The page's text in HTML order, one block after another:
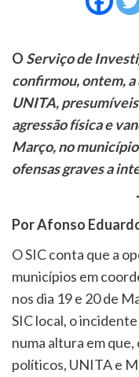
O Serviço de
confirmou, ontem,
UNITA,
agressão física e
Março, no
ofensas graves a
Por Afonso
O SIC conta que a
municípios em
nos dia 19 e 20 de
SIC local, o
numa altura em
políticos, UNITA e